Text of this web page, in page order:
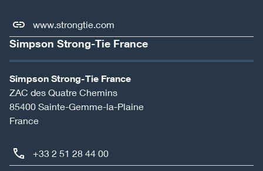
www.strongtie.com
Simpson Strong-Tie France
Simpson Strong-Tie France
ZAC des Quatre Chemins
85400 Sainte-Gemme-la-Plaine
France
+33 2 51 28 44 00